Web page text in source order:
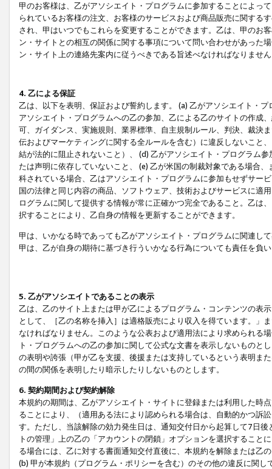
甲のお客様は、乙がアソシエイト・プログラムに参加することによっ
られているお客様の注文、お客様のサービスおよび商品販売に関する
され、甲はいつでもこれらを変更することができます。乙は、甲のお
ン・サイトとの相互の関係に関する事項について問い合わせがあった
ン・サイト上の連絡先案内に従うべきである旨述べなければなりませ
4. 乙による保証
乙は、以下を表明、保証および誓約します。 (a) 乙がアソシエイト・
アソシエイト・プログラムへの乙の参加、乙による乙のサイトの作成
可、ガイダンス、実施規則、業界標準、自主規制ルール、判決、裁決
伝およびマーケティングに関する全ルールを含む）に違反しないこと
結が法的に阻止されないこと）、 (d) 乙がアソシエイト・プログラム
たは声明に依存していないこと、 (e) 乙が米国の制裁対象である場合
科されている場合、乙はアソシエイト・プログラムに参加もせずサー
国の法律と同じ内容の商品、ソフトウェア、技術およびサービスに適
ログラムに関して提供する情報が常に正確かつ完全であること。乙は
択することにより、乙自身の情報を更新することができます。
甲は、いかなる時であっても乙がアソシエイト・プログラムに関連し
甲は、乙が自身の期待に基づき行ういかなる行為についても責任を負
5. 乙がアソシエイトであることの表示
乙は、乙のサイト上または甲が乙によるプログラム・コンテンツの表
として、［乙の名称を挿入］は適格販売により収入を得ています。」
なければなりません。このような公表および適用法により求められる
ト・プログラムへの乙の参加に関して公式な文書を表示しないもの
の表明や誇張（甲が乙を支援、後援または支持しているという表明ま
の間の関係を表明したり暗示したりしないものとします。
6. 契約期間および契約解除
本規約の期間は、乙がアソシエイト・サイトに登録または利用した時
ることにより、（適用ある法により認められる場合は、自動的かつ訴
す。ただし、当該解除の効力発生日は、通知交付日から起算して7日
トの管理」上の乙の「アカウントの閉鎖」オプションを選択するこ
る場合には、乙に対する書面通知交付直後に、本規約を解除または乙
(b) 甲が本規約（プログラム・ポリシーを含む）のその他の違反に関